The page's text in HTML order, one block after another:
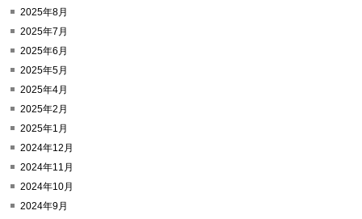
2025年8月
2025年7月
2025年6月
2025年5月
2025年4月
2025年2月
2025年1月
2024年12月
2024年11月
2024年10月
2024年9月